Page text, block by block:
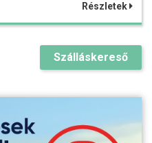
Részletek
Szálláskereső